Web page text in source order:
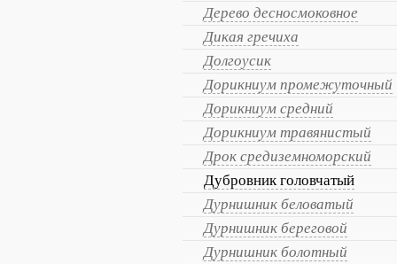
Дерево десносмоковное
Дикая гречиха
Долгоусик
Дорикниум промежуточный
Дорикниум средний
Дорикниум травянистый
Дрок средиземноморский
Дубровник головчатый
Дурнишник беловатый
Дурнишник береговой
Дурнишник болотный